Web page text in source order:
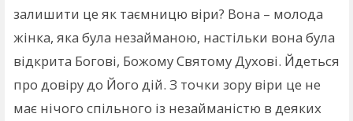
залишити це як таємницю віри? Вона – молода
жінка, яка була незайманою, настільки вона була
відкрита Богові, Божому Святому Духові. Йдеться
про довіру до Його дій. З точки зору віри це не
має нічого спільного із незайманістю в деяких